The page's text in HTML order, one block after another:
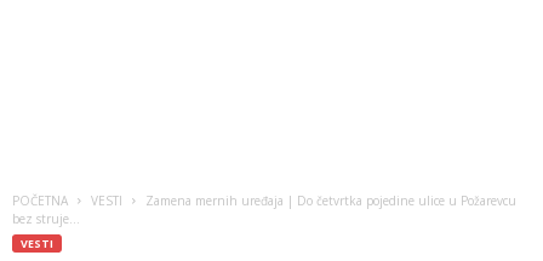
POČETNA VESTI
Zamena mernih uređaja | Do četvrtka pojedine ulice u Požarevcu
bez struje...
VESTI